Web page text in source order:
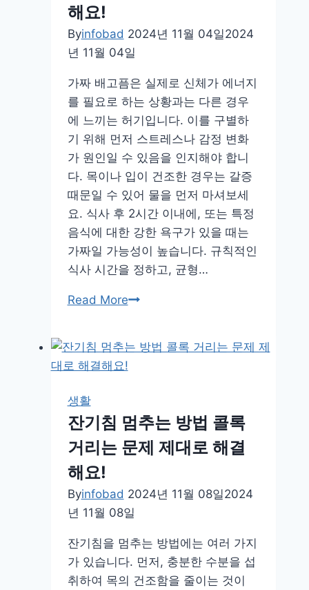
로
체
감
량
목
표
세
워
보
세
요
해요!
Byinfobad 2024년 11월 04일2024
년 11월 04일
가짜 배고픔은 실제로 신체가 에너지
를 필요로 하는 상황과는 다른 경우
에 느끼는 허기입니다. 이를 구별하
기 위해 먼저 스트레스나 감정 변화
가 원인일 수 있음을 인지해야 합니
다. 목이나 입이 건조한 경우는 갈증
때문일 수 있어 물을 먼저 마셔보세
요. 식사 후 2시간 이내에, 또는 특정
음식에 대한 강한 욕구가 있을 때는
가짜일 가능성이 높습니다. 규칙적인
식사 시간을 정하고, 균형…
Read More가
고
픔
방
법
아
두
식
욕
관
생활
잔기침 멈추는 방법 콜록
거리는 문제 제대로 해결
해요!
Byinfobad 2024년 11월 08일2024
년 11월 08일
잔기침을 멈추는 방법에는 여러 가지
가 있습니다. 먼저, 충분한 수분을 섭
취하여 목의 건조함을 줄이는 것이